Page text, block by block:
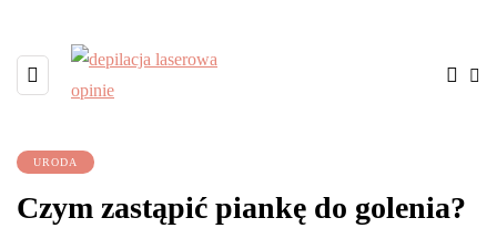
URODA
Czym zastąpić piankę do golenia?